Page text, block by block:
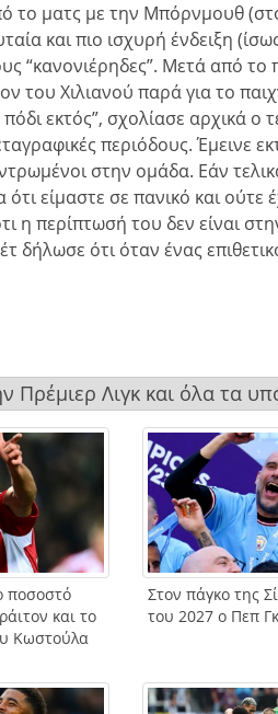
το ματς με την Μπόρνμουθ
και πιο ισχυρή ένδειξη
“κανονιέρηδες”. Μετά από το
του Χιλιανού παρά για το
εκτός”, σχολίασε αρχικά ο
περιόδους. Έμεινε
στην ομάδα. Εάν
ότι είμαστε σε πανικό και
η περίπτωσή του δεν είναι
δήλωσε ότι όταν ένας
Πρέμιερ Λιγκ και όλα τα
ποσοστό
και το
Κωστούλα
Στον πάγκο της
του 2027 ο Πεπ